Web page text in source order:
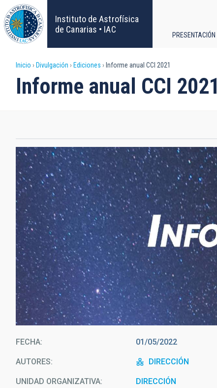
Pasar
al
contenido
principal
Instituto de Astrofísica
de Canarias • IAC
principal
PRESENTACIÓN
Sobrescribir
enlaces
ayuda
a
la
navegación
Inicio Divulgación Ediciones Informe anual CCI 2021
Informe anual CCI 2021
FECHA 01/05/2022
AUTORES DIRECCIÓN
UNIDAD ORGANIZATIVA DIRECCIÓN